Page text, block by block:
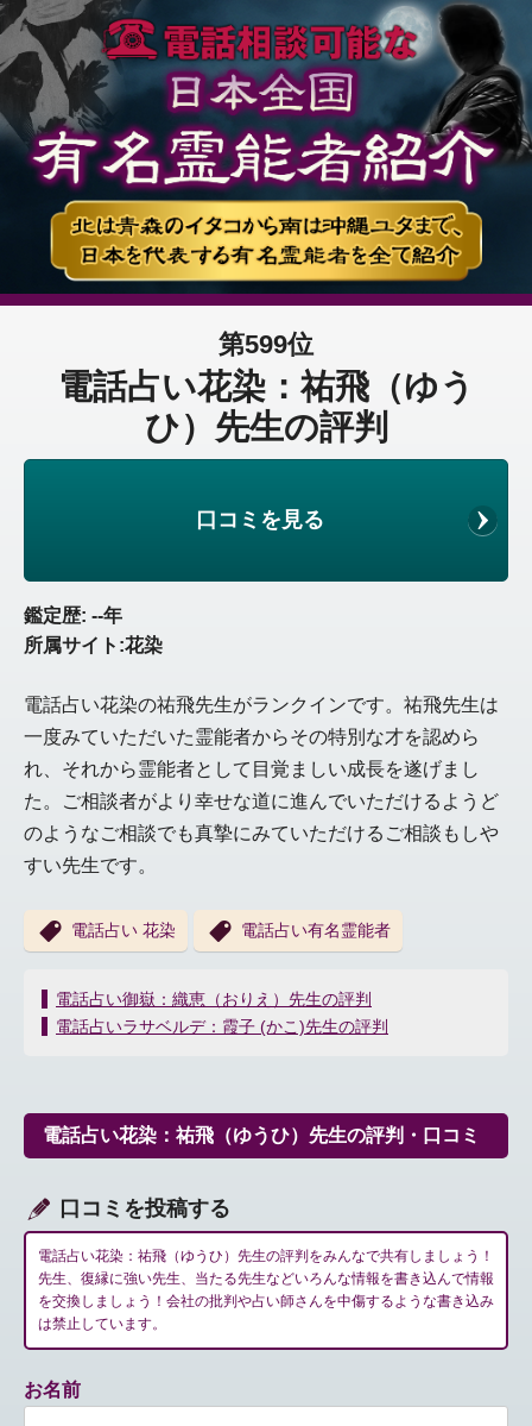
第599位
電話占い花染：祐飛（ゆう
ひ）先生の評判
口コミを見る
鑑定歴: --年
所属サイト:花染
電話占い花染の祐飛先生がランクインです。祐飛先生は
一度みていただいた霊能者からその特別な才を認めら
れ、それから霊能者として目覚ましい成長を遂げまし
た。ご相談者がより幸せな道に進んでいただけるようど
のようなご相談でも真摯にみていただけるご相談もしや
すい先生です。
電話占い 花染 電話占い有名霊能者
投
稿
ー
シ
ン
電話占い御嶽：織恵（おりえ）先生の評判
電話占いラサベルデ：霞子 (かこ)先生の評判
電話占い花染：祐飛（ゆうひ）先生の評判・口コミ
口コミを投稿する
電話占い花染：祐飛（ゆうひ）先生の評判をみんなで共有しましょう！
先生、復縁に強い先生、当たる先生などいろんな情報を書き込んで情報
を交換しましょう！会社の批判や占い師さんを中傷するような書き込み
は禁止しています。
お名前